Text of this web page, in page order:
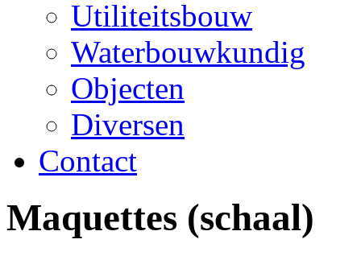
Utiliteitsbouw
Waterbouwkundig
Objecten
Diversen
Contact
Maquettes (schaal)